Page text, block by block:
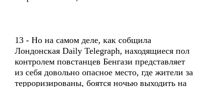
13 - Но на самом деле, как собщила
Лондонская Daily Telegraph, находящиеся пол
контролем повстанцев Бенгази представляет
из себя довольно опасное место, где жители за
терроризированы, боятся ночью выходить на